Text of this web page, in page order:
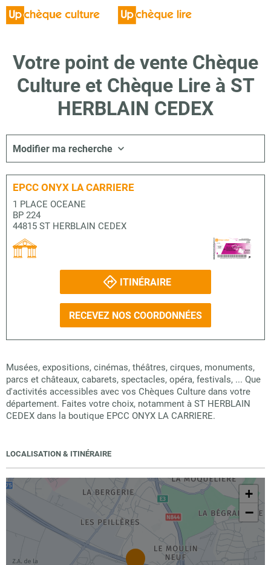
Votre point de vente Chèque
Culture et Chèque Lire à ST
HERBLAIN CEDEX
Modifier ma recherche
EPCC ONYX LA CARRIERE
1 PLACE OCEANE
BP 224
44815 ST HERBLAIN CEDEX
ITINÉRAIRE
RECEVEZ NOS COORDONNÉES
Musées, expositions, cinémas, théâtres, cirques, monuments,
parcs et châteaux, cabarets, spectacles, opéra, festivals, ... Que
d'activités accessibles avec vos Chèques Culture dans votre
département. Faites votre choix, notamment à ST HERBLAIN
CEDEX dans la boutique EPCC ONYX LA CARRIERE.
LOCALISATION & ITINÉRAIRE
+
−